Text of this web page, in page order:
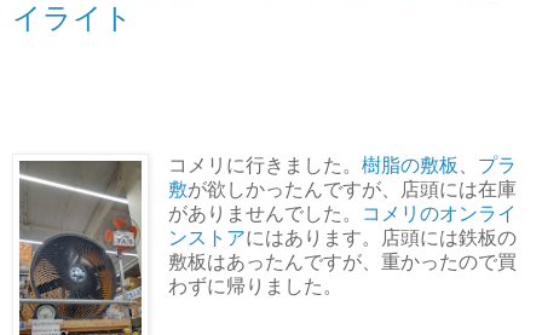
イライト
コメリに行きました。 樹脂の敷板
プラ
敷が欲しかったんですが、店頭には在庫
がありませんでした。
コメリのオンライ
ンストアにはあります。店頭には鉄板の
敷板はあったんですが、重かったので買
わずに帰りました。